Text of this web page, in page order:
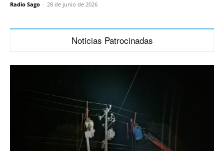
Radio Sago - 28 de junio de 2026
Noticias Patrocinadas